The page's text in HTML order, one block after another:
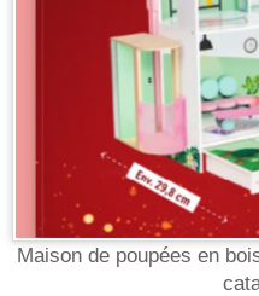
Maison de poupées en